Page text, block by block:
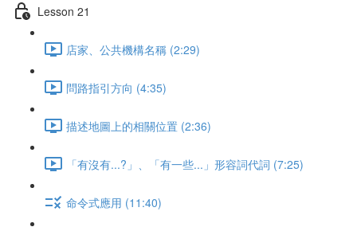
Lesson 21
店家、公共機構名稱 (2:29)
問路指引方向 (4:35)
描述地圖上的相關位置 (2:36)
「有沒有...?」、「有一些...」形容詞代詞 (7:25)
命令式應用 (11:40)